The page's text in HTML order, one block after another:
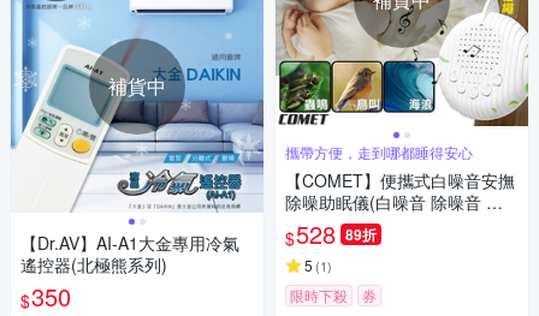
補貨中
【Dr.AV】AI-A1大金專用冷氣
遙控器(北極熊系列)
$350
攜帶方便，走到哪都睡得安心
【COMET】便攜式白噪音安撫
除噪助眠儀(白噪音 除噪音 除
噪助眠器 睡眠安撫器 安撫 睡眠
機/Q3)
$528 89折
5 (1)
限時下殺 券